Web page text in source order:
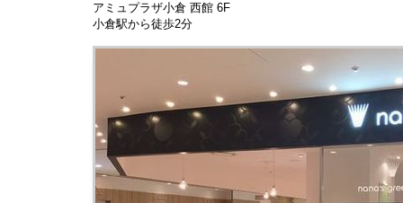
アミュプラザ小倉 西館 6F
小倉駅から徒歩2分